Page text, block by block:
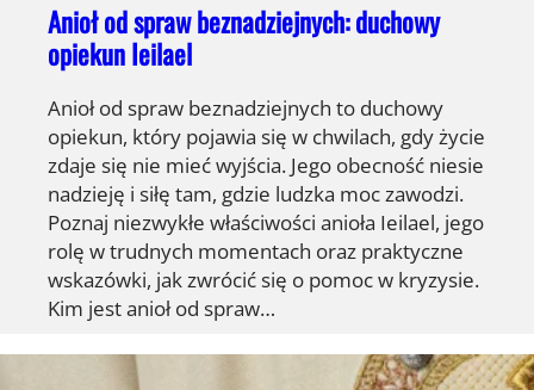
Anioł od spraw beznadziejnych: duchowy
opiekun Ieilael
Anioł od spraw beznadziejnych to duchowy
opiekun, który pojawia się w chwilach, gdy życie
zdaje się nie mieć wyjścia. Jego obecność niesie
nadzieję i siłę tam, gdzie ludzka moc zawodzi.
Poznaj niezwykłe właściwości anioła Ieilael, jego
rolę w trudnych momentach oraz praktyczne
wskazówki, jak zwrócić się o pomoc w kryzysie.
Kim jest anioł od spraw…